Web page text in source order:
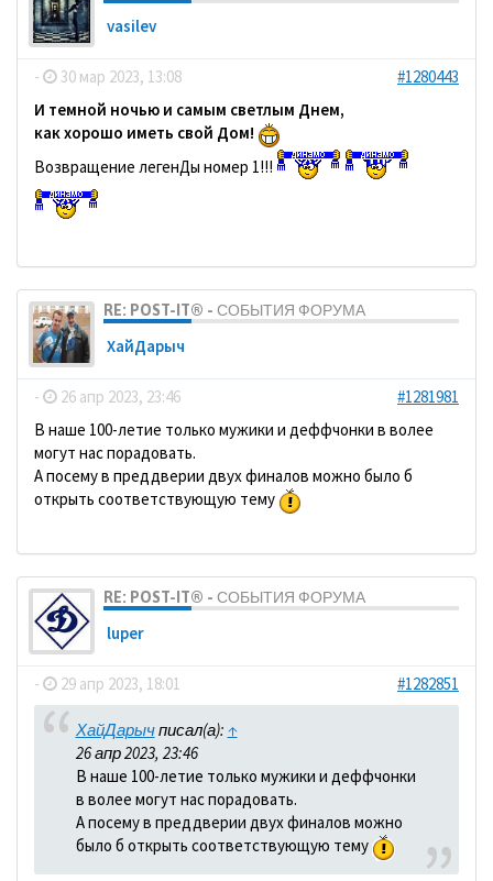
vasilev
- 30 мар 2023, 13:08
#1280443
И темной ночью и самым светлым Днем,
как хорошо иметь свой Дом!
Возвращение легенДы номер 1!!!
RE: POST-IT® - СОБЫТИЯ ФОРУМА
ХайДарыч
- 26 апр 2023, 23:46
#1281981
В наше 100-летие только мужики и деффчонки в волее
могут нас порадовать.
А посему в преддверии двух финалов можно было б
открыть соответствующую тему
RE: POST-IT® - СОБЫТИЯ ФОРУМА
luper
- 29 апр 2023, 18:01 #1282851
ХайДарычписал(а): ↑
26 апр 2023, 23:46
В наше 100-летие только мужики и деффчонки
в волее могут нас порадовать.
А посему в преддверии двух финалов можно
было б открыть соответствующую тему